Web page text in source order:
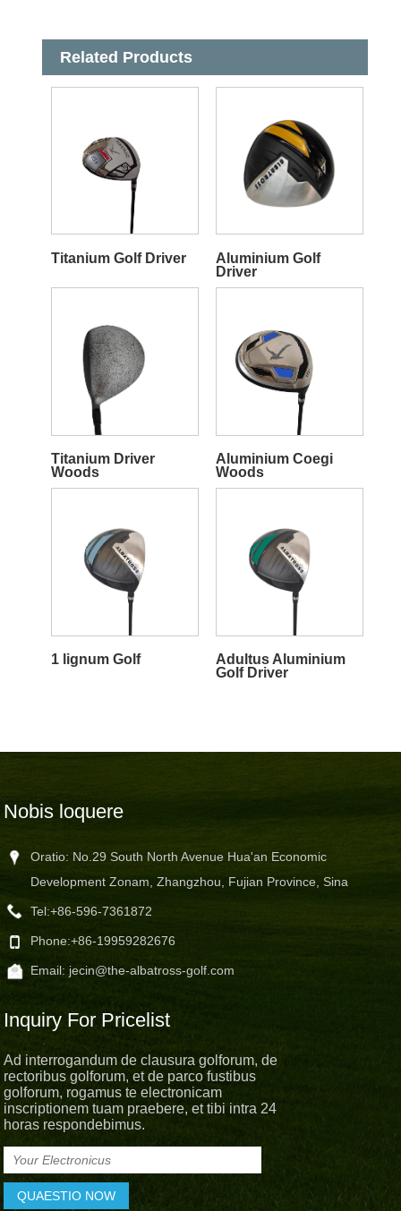
Related Products
Titanium Golf Driver
Aluminium Golf
Driver
Titanium Driver
Woods
Aluminium Coegi
Woods
1 lignum Golf
Adultus Aluminium
Golf Driver
Nobis loquere
Oratio: No.29 South North Avenue Hua'an Economic
Development Zonam, Zhangzhou, Fujian Province, Sina
Tel:+86-596-7361872
Phone:+86-19959282676
Email: jecin@the-albatross-golf.com
Inquiry For Pricelist
Ad interrogandum de clausura golforum, de
rectoribus golforum, et de parco fustibus
golforum, rogamus te electronicam
inscriptionem tuam praebere, et tibi intra 24
horas respondebimus.